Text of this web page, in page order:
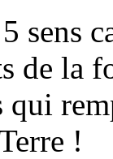
sens
de la
qui
!